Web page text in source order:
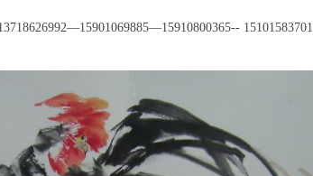
—15901069885—15910800365-- 15101583701